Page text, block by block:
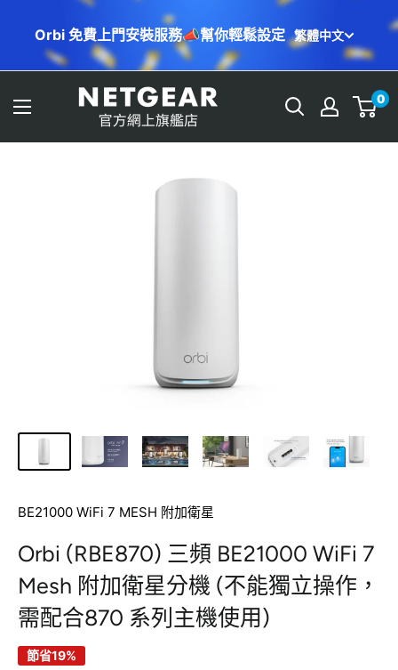
Orbi 免費上門安裝服務📣幫你輕鬆設定 繁體中文
NETGEAR
Store
(HK)
0
BE21000 WiFi 7 MESH 附加衛星
Orbi (RBE870) 三頻 BE21000 WiFi 7
Mesh 附加衛星分機 (不能獨立操作，
需配合870 系列主機使用)
節省19%